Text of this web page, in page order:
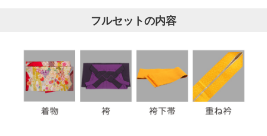
フルセットの内容